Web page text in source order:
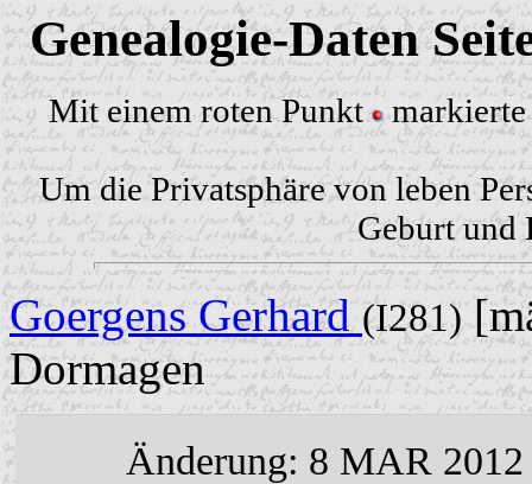
Genealogie-Daten
Mit einem roten Punkt markierte
Um die Privatsphäre von leben
Geburt und
Goergens Gerhard(I281)
Dormagen
Änderung: 8 MAR 2012